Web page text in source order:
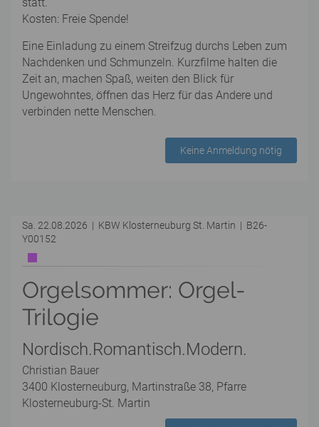
Kosten: Freie Spende!
Eine Einladung zu einem Streifzug durchs Leben zum
Nachdenken und Schmunzeln. Kurzfilme halten die
Zeit an, machen Spaß, weiten den Blick für
Ungewohntes, öffnen das Herz für das Andere und
verbinden nette Menschen.
Keine Anmeldung nötig
Sa. 22.08.2026 | KBW Klosterneuburg St. Martin | B26-
Y00152
Orgelsommer: Orgel-
Trilogie
Nordisch.Romantisch.Modern.
Christian Bauer
3400 Klosterneuburg, Martinstraße 38, Pfarre
Klosterneuburg-St. Martin